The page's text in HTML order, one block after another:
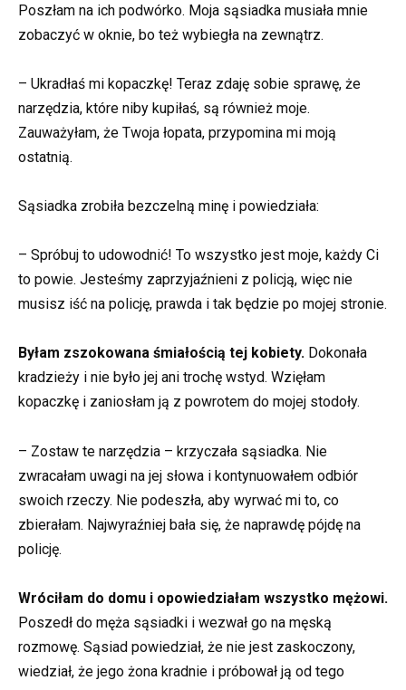
Poszłam na ich podwórko. Moja sąsiadka musiała mnie
zobaczyć w oknie, bo też wybiegła na zewnątrz.
– Ukradłaś mi kopaczkę! Teraz zdaję sobie sprawę, że
narzędzia, które niby kupiłaś, są również moje.
Zauważyłam, że Twoja łopata, przypomina mi moją
ostatnią.
Sąsiadka zrobiła bezczelną minę i powiedziała:
– Spróbuj to udowodnić! To wszystko jest moje, każdy Ci
to powie. Jesteśmy zaprzyjaźnieni z policją, więc nie
musisz iść na policję, prawda i tak będzie po mojej stronie.
Byłam zszokowana śmiałością tej kobiety. Dokonała
kradzieży i nie było jej ani trochę wstyd. Wzięłam
kopaczkę i zaniosłam ją z powrotem do mojej stodoły.
– Zostaw te narzędzia – krzyczała sąsiadka. Nie
zwracałam uwagi na jej słowa i kontynuowałem odbiór
swoich rzeczy. Nie podeszła, aby wyrwać mi to, co
zbierałam. Najwyraźniej bała się, że naprawdę pójdę na
policję.
Wróciłam do domu i opowiedziałam wszystko mężowi.
Poszedł do męża sąsiadki i wezwał go na męską
rozmowę. Sąsiad powiedział, że nie jest zaskoczony,
wiedział, że jego żona kradnie i próbował ją od tego